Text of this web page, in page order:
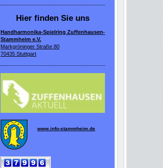
Hier finden Sie uns
Handharmonika-Spielring Zuffenhausen-
Stammheim e.V.
Markgröninger Straße 80
70435 Stuttgart
www.info-stammheim.de